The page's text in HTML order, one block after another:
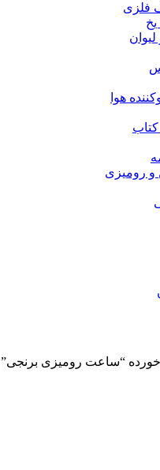
فلزی
هوا
کتاب
رومیزی
“ساعت رومیزی برنجی”